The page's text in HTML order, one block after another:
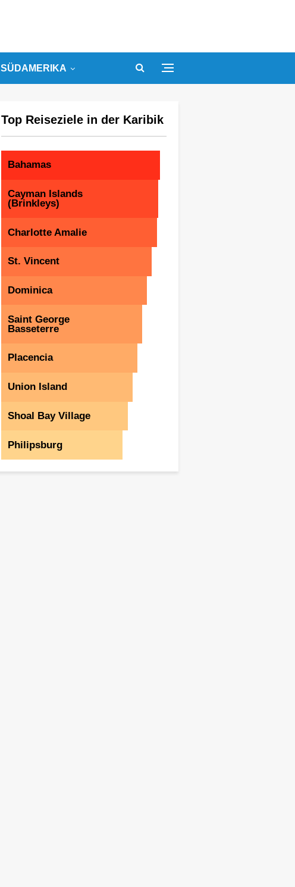
SÜDAMERIKA
Top Reiseziele in der Karibik
Bahamas
Cayman Islands
(Brinkleys)
Charlotte Amalie
St. Vincent
Dominica
Saint George
Basseterre
Placencia
Union Island
Shoal Bay Village
Philipsburg